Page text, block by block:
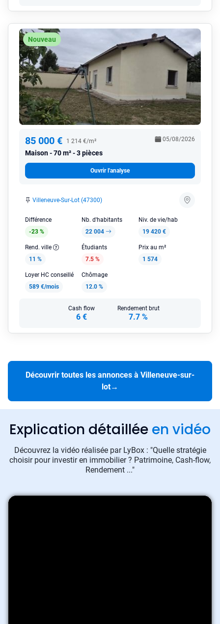
Nouveau
85 000 € 1 214 €/m²
Maison 70 m² - 3 pièces
05/08/2026
Ouvrir l'analyse
Villeneuve-Sur-Lot (47300)
Différence
-23 %
Nb. d'habitants
22 004
Niv. de vie/hab
19 420 €
Rend. ville
11 %
Étudiants
7.5 %
Prix au m²
1 574
Loyer HC conseillé
589 €/mois
Chômage
12.0 %
Cash flow
6 €
Rendement brut
7.7 %
Découvrir toutes les annonces à Villeneuve-sur-
lot→
Explication détaillée en vidéo
Découvrez la vidéo réalisée par LyBox : "Quelle stratégie
choisir pour investir en immobilier ? Patrimoine, Cash-flow,
Rendement ..."